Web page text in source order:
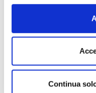
Continua
Foire de St Lucy
Le vieux et